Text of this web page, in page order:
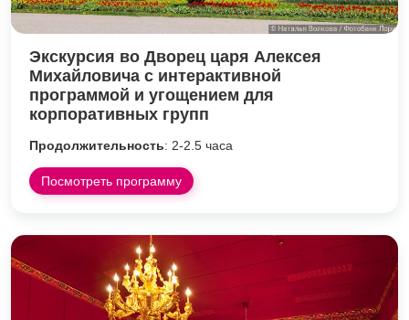
Экскурсия во Дворец царя Алексея
Михайловича с интерактивной
программой и угощением для
корпоративных групп
Продолжительность: 2-2.5 часа
Посмотреть программу